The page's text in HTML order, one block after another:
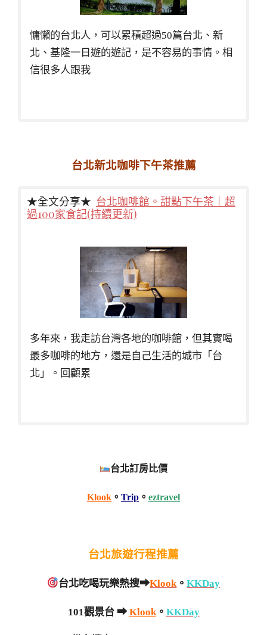
慵懶的台北人，可以累積超過50篇台北、新
北、基隆一日遊的遊記，是不容易的事情。相
信很多人跟我
台北新北咖啡下午茶推薦
★全文分享★ 台北咖啡館。甜點下午茶｜超
過100家食記(持續更新)
多年來，我走訪台灣各地的咖啡館，但其實喝
最多咖啡的地方，還是自己生活的城市「台
北」。回顧累
台北訂房比價
Klook 。 Trip 。 eztravel
台北旅遊行程推薦
台北吃喝玩樂熱搜➡Klook。KKDay
101觀景台 ➡Klook。 KKDay